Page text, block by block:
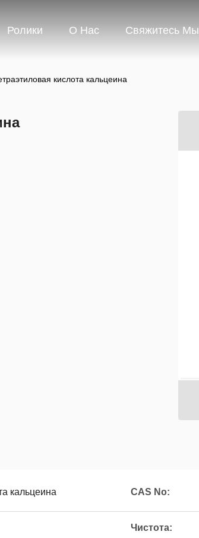
Ролики О Нас Свяжитесь Мы
кислота кальцеина
кальцеина CAS No:
Чистота: